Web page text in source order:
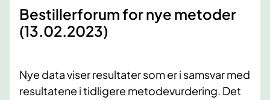
Bestillerforum for nye metoder
(13.02.2023)
Nye data viser resultater som er i samsvar med
resultatene i tidligere metodevurdering. Det